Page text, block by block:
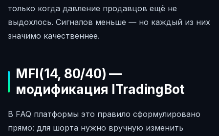
только когда давление продавцов ещё не
выдохлось. Сигналов меньше — но каждый из них
значимо качественнее.
MFI(14, 80/40) —
модификация ITradingBot
В FAQ платформы это правило сформулировано
прямо: для шорта нужно вручную изменить